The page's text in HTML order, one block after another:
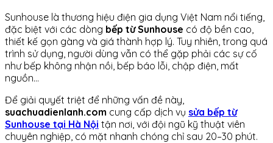
Sunhouse là thương hiệu điện gia dụng Việt Nam nổi tiếng,
đặc biệt với các dòng bếp từ Sunhouse có độ bền cao,
thiết kế gọn gàng và giá thành hợp lý. Tuy nhiên, trong quá
trình sử dụng, người dùng vẫn có thể gặp phải các sự cố
như bếp không nhận nồi, bếp báo lỗi, chập điện, mất
nguồn…
Để giải quyết triệt để những vấn đề này,
suachuadienlanh.com cung cấp dịch vụ sửa bếp từ
Sunhouse tại Hà Nội tận nơi, với đội ngũ kỹ thuật viên
chuyên nghiệp, có mặt nhanh chóng chỉ sau 20–30 phút.